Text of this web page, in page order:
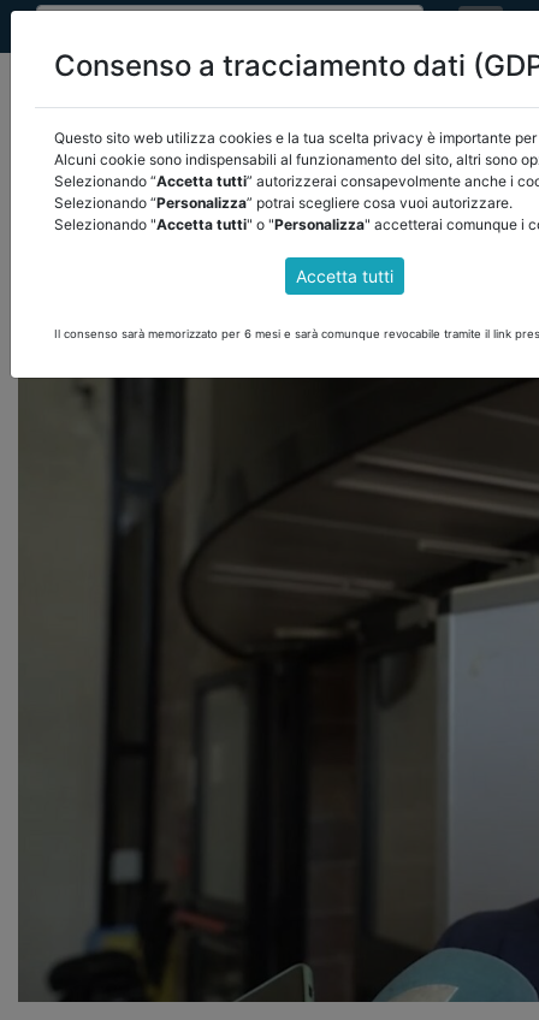
home video/torna indietro
IL PRESIDENTE CASTELLANI: in Emilia-
dei conti
Consenso a tracciamento dati
Questo sito web utilizza cookies e la tua scelta privacy è importante per
Alcuni cookie sono indispensabili al funzionamento del sito, altri sono
Selezionando “Accetta tutti” autorizzerai consapevolmente anche i
Selezionando “Personalizza” potrai scegliere cosa vuoi autorizzare.
Selezionando "Accetta tutti" o "Personalizza" accetterai comunque i
Accetta tutti
Il consenso sarà memorizzato per 6 mesi e sarà comunque revocabile tramite il link